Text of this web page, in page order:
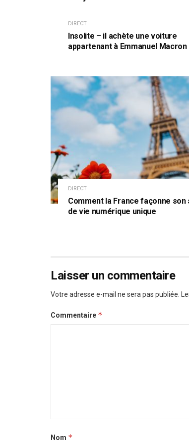
DIRECT
Insolite – il achète une voiture
appartenant à Emmanuel Macron
DIRECT
Comment la France façonne son
de vie numérique unique
Laisser un commentaire
Votre adresse e-mail ne sera pas publiée.
Commentaire *
Nom *